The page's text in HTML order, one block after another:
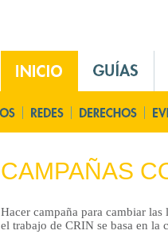
n
M
n
E
s
CAMPAÑAS
Hacer campaña para cambiar
el trabajo de CRIN se basa en la